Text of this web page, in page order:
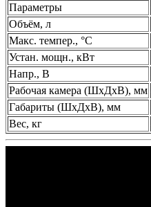
Параметры
Объём, л
Макс. темпер., °С
Устан. мощн., кВт
Напр., В
Рабочая камера (ШхДхВ), мм
Габариты (ШхДхВ), мм
Вес, кг